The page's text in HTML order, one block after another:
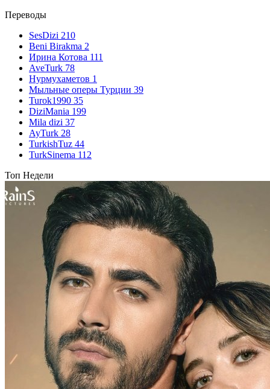
Переводы
SesDizi 210
Beni Birakma 2
Ирина Котова 111
AveTurk 78
Нурмухаметов 1
Мыльные оперы Турции 39
Turok1990 35
DiziMania 199
Mila dizi 37
AyTurk 28
TurkishTuz 44
TurkSinema 112
Топ Недели